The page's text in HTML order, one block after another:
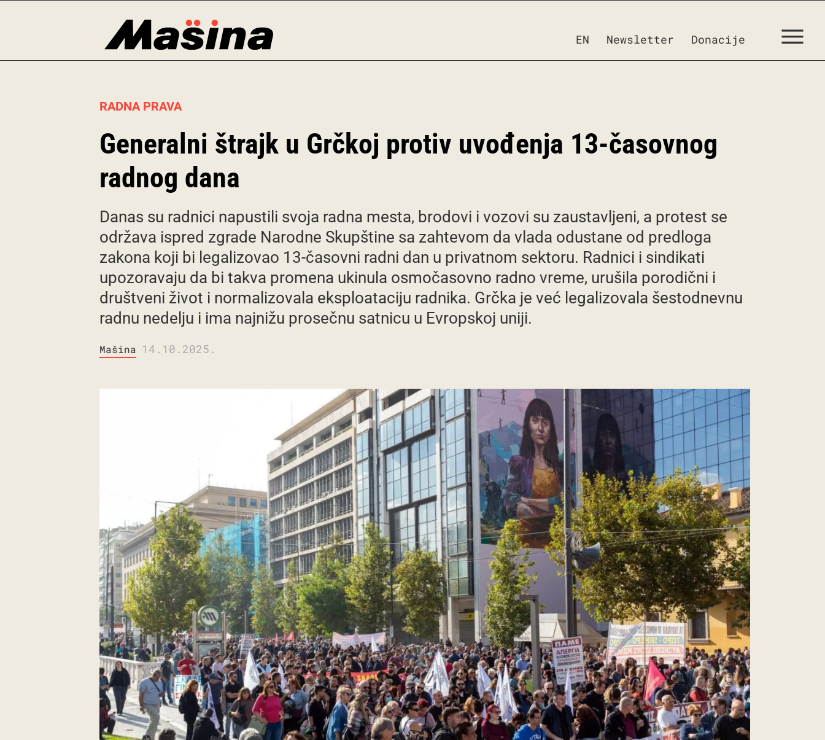
EN Newsletter Donacije
RADNA PRAVA
Generalni štrajk u Grčkoj protiv uvođenja 13-časovnog
radnog dana
Danas su radnici napustili svoja radna mesta, brodovi i vozovi su zaustavljeni, a protest se
održava ispred zgrade Narodne Skupštine sa zahtevom da vlada odustane od predloga
zakona koji bi legalizovao 13-časovni radni dan u privatnom sektoru. Radnici i sindikati
upozoravaju da bi takva promena ukinula osmočasovno radno vreme, urušila porodični i
društveni život i normalizovala eksploataciju radnika. Grčka je već legalizovala šestodnevnu
radnu nedelju i ima najnižu prosečnu satnicu u Evropskoj uniji.
Mašina 14.10.2025.